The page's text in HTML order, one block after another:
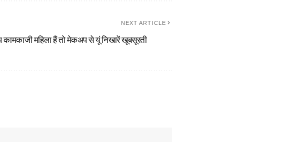
NEXT ARTICLE
महिला हैं तो मेकअप से यूं निखारें खूबसूरती